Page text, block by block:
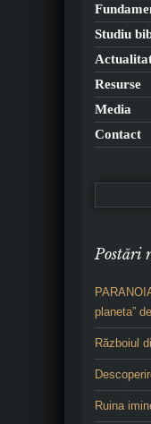
Studiu
Resurse
Media
Contact
Postări
planeta”
Războiul
Ruina